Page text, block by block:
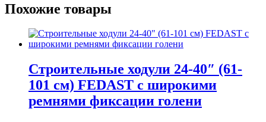
Похожие товары
Строительные ходули 24-40″ (61-
101 см) FEDAST c широкими
ремнями фиксации голени